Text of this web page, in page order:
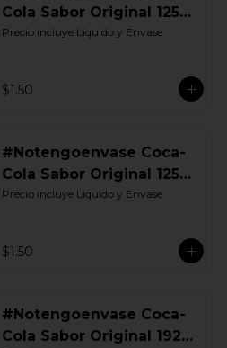
Cola Sabor Original 1250
ML. Retornable Gye
Precio incluye Liquido y Envase
$1.50
#Notengoenvase Coca-
Cola Sabor Original 1250
ML. Retornable UIO
Precio incluye Liquido y Envase
$1.50
#Notengoenvase Coca-
Cola Sabor Original 192